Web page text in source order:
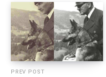
PREV POST